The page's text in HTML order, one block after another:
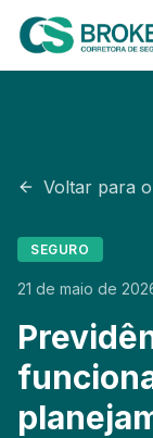
Ir para o
Seguro
Estratégias
Sobre Nós
Contato
Voltar para
SEGURO
21 de maio de